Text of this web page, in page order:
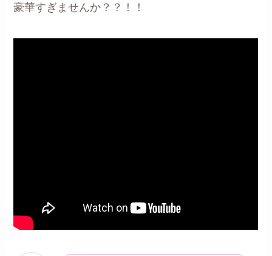
豪華すぎませんか？？！！